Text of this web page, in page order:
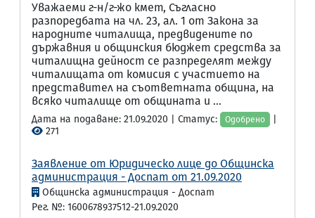
Уважаеми г-н/г-жо кмет, Съгласно
разпоредбата на чл. 23, ал. 1 от Закона за
народните читалища, предвидените по
държавния и общинския бюджет средства за
читалищна дейност се разпределят между
читалищата от комисия с участието на
представител на съответната община, на
всяко читалище от общината и ...
Дата на подаване: 21.09.2020 | Статус: Одобрено
271
Заявление от Юридическо лице до Общинска
администрация - Доспат от 21.09.2020
Общинска администрация - Доспат
Рег. №: 1600678937512-21.09.2020